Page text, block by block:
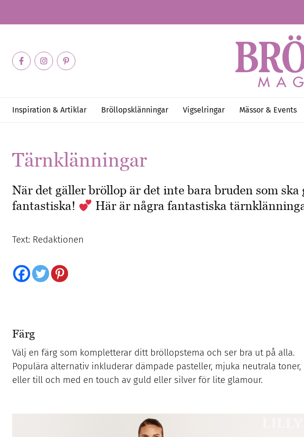
Inspiration & Artiklar Bröllopsklänningar Vigselringar Mässor & Events
Tärnklänningar
När det gäller bröllop är det inte bara bruden som
fantastiska!
Här är några fantastiska
Text: Redaktionen
Färg
Välj en färg som kompletterar ditt bröllopstema och ser bra ut på alla.
Populära alternativ inkluderar dämpade pasteller, mjuka neutrala toner,
eller till och med en touch av guld eller silver för lite glamour.